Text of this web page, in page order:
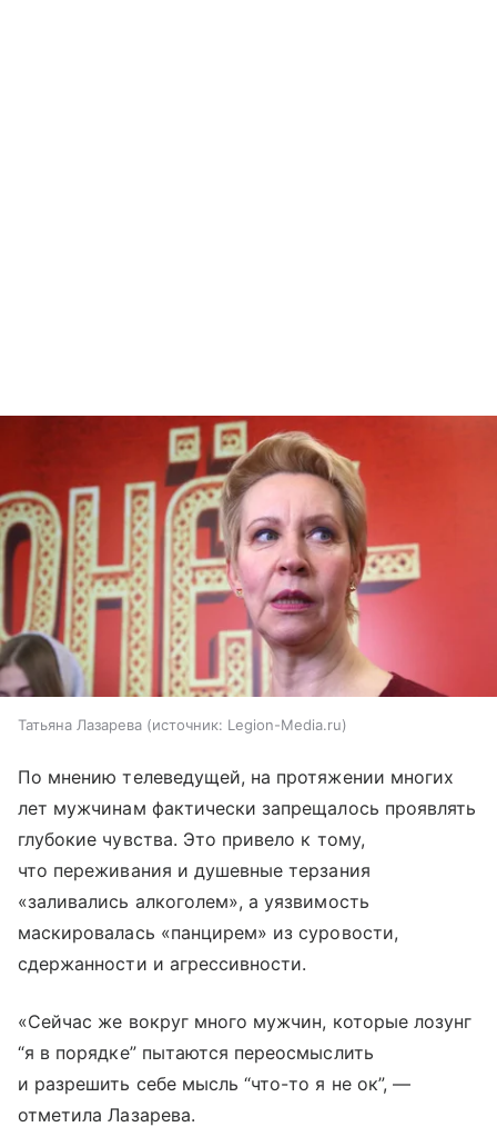
Татьяна Лазарева источник: Legion-Media.ru
По мнению телеведущей, на протяжении многих
лет мужчинам фактически запрещалось проявлять
глубокие чувства. Это привело к тому,
что переживания и душевные терзания
«заливались алкоголем», а уязвимость
маскировалась «панцирем» из суровости,
сдержанности и агрессивности.
«Сейчас же вокруг много мужчин, которые лозунг
“я в порядке” пытаются переосмыслить
и разрешить себе мысль “что-то я не ок”, —
отметила Лазарева.